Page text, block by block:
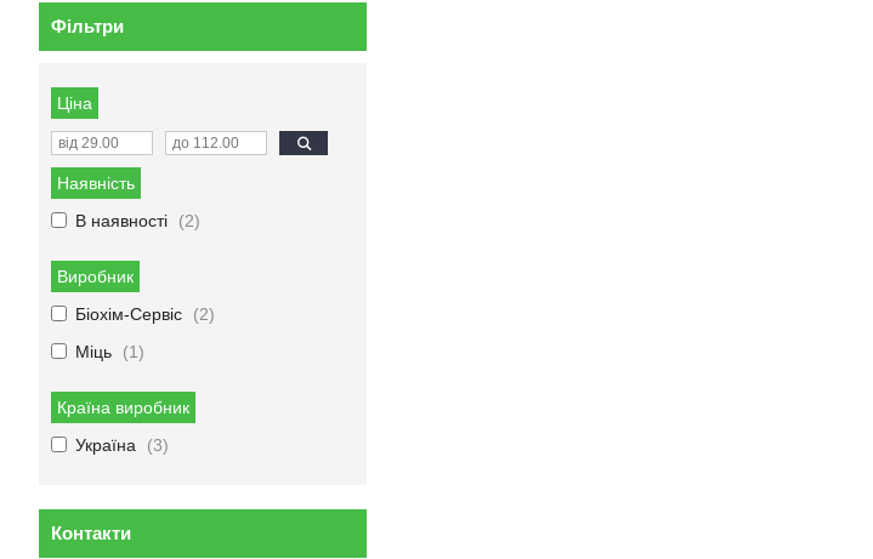
Фільтри
Ціна
Наявність
В наявності
2
Виробник
Біохім-Сервіс
2
Міць
1
Країна виробник
Україна
3
Контакти